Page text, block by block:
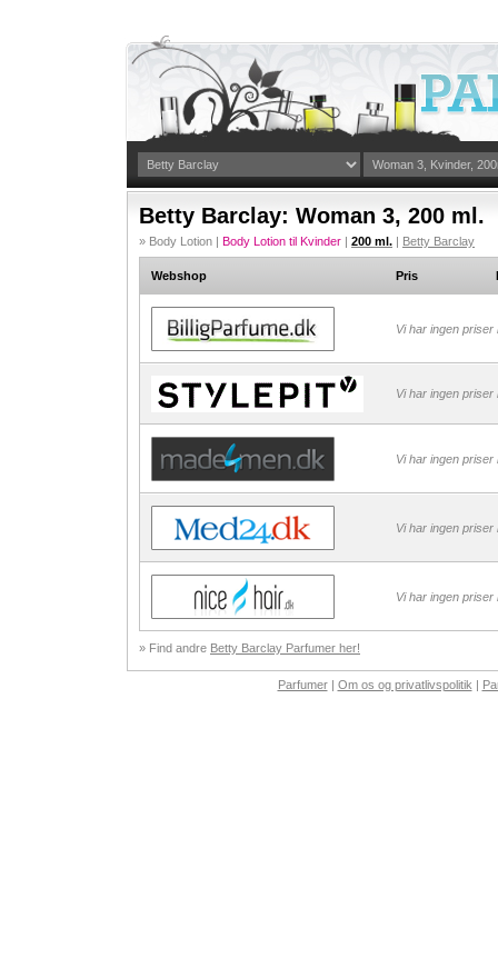
Betty Barclay: Woman 3, 200 ml.
» Body Lotion | Body Lotion til Kvinder | 200 ml. | Betty Barclay
Webshop Pris
Vi har ingen
Vi har ingen
Vi har ingen
Vi har ingen
Vi har ingen
» Find andre Betty Barclay Parfumer her!
Parfumer| Om os og privatlivspolitik |